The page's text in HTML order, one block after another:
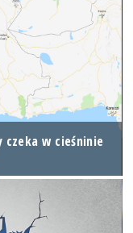
w cieśninie